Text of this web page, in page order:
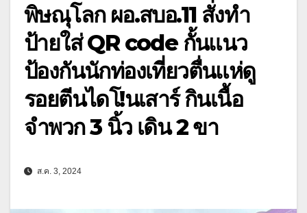
พิษณุโลก ผอ.สบอ.11 สั่งทำ
ป้ายใส่ QR code กั้นแนว
ป้องกันนักท่องเที่ยวตื่นแห่ดู
รอยตีนไดโ!นเสาร์ กินเนื้อ
จำพวก 3 นิ้ว เดิน 2 ขา
ส.ค. 3, 2024